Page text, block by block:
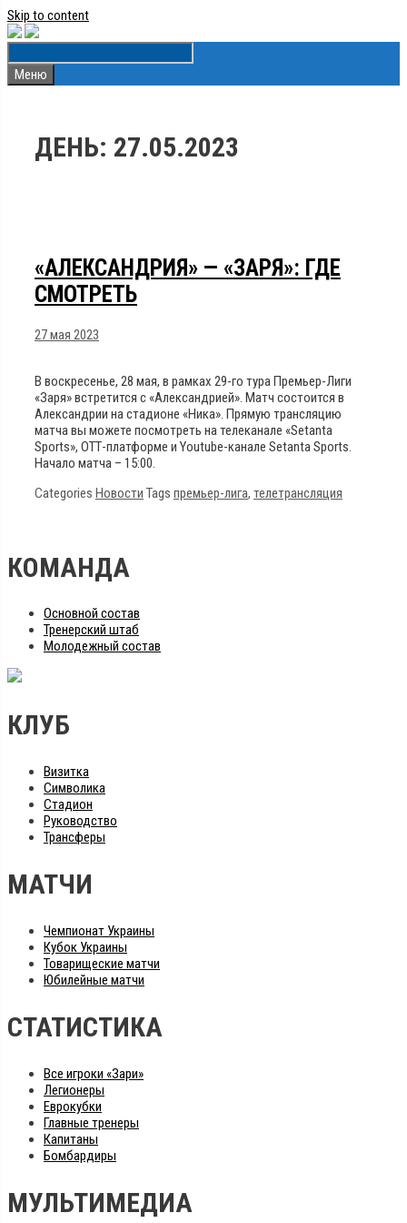
Skip to content
Меню
ДЕНЬ: 27.05.2023
«АЛЕКСАНДРИЯ» — «ЗАРЯ»: ГДЕ
СМОТРЕТЬ
27 мая 2023
В воскресенье, 28 мая, в рамках 29-го тура Премьер-Лиги
«Заря» встретится с «Александрией». Матч состоится в
Александрии на стадионе «Ника». Прямую трансляцию
матча вы можете посмотреть на телеканале «Setanta
Sports», ОТТ-платформе и Youtube-канале Setanta Sports.
Начало матча – 15:00.
Categories Новости Tags премьер-лига, телетрансляция
КОМАНДА
Основной состав
Тренерский штаб
Молодежный состав
КЛУБ
Визитка
Символика
Стадион
Руководство
Трансферы
МАТЧИ
Чемпионат Украины
Кубок Украины
Товарищеские матчи
Юбилейные матчи
СТАТИСТИКА
Все игроки «Зари»
Легионеры
Еврокубки
Главные тренеры
Капитаны
Бомбардиры
МУЛЬТИМЕДИА